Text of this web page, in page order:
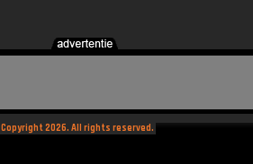
Copyright 2026. All rights reserved.